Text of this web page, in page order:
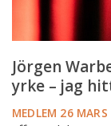
en
livsbana”
Jörgen
yrke – jag
MEDLEM 26